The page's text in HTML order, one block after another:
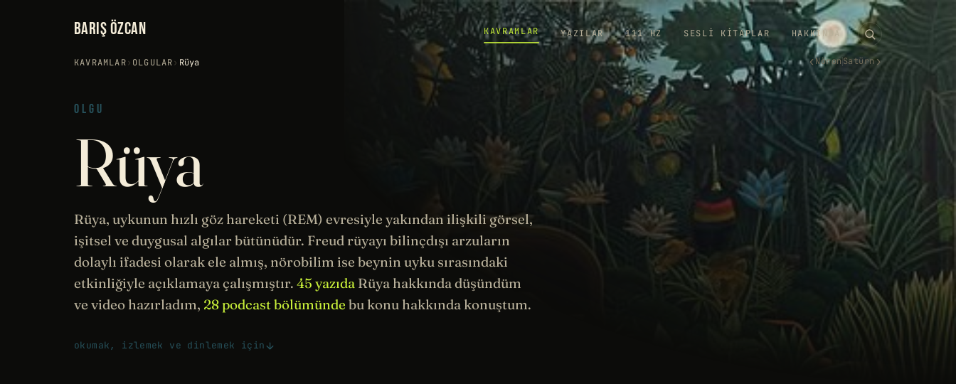
BARIŞ ÖZCAN KAVRAMLAR YAZILAR 111 HZ SESLI KITAPLAR HAKKINDA
KAVRAMLAR› OLGULAR› Rüya ‹NöronSatürn›
OLGU
Rüya
Rüya, uykunun hızlı göz hareketi (REM) evresiyle yakından ilişkili görsel,
işitsel ve duygusal algılar bütünüdür. Freud rüyayı bilinçdışı arzuların
dolaylı ifadesi olarak ele almış, nörobilim ise beynin uyku sırasındaki
etkinliğiyle açıklamaya çalışmıştır. 45 yazıda Rüya hakkında düşündüm
ve video hazırladım, 28 podcast bölümünde bu konu hakkında konuştum.
okumak, izlemek ve dinlemek için